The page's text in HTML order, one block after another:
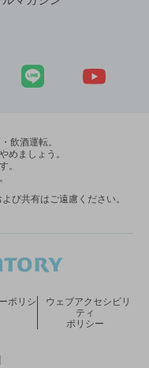
飲酒運転。
めましょう。
。
び共有はご遠慮ください。
ポリシ
ウェブアクセシビリ
ティ
ポリシー
新しいウィンドウで開く